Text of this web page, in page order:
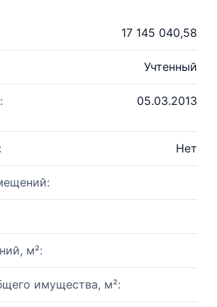
17 145 040,58
Учтенный
05.03.2013
Нет
м²:
имущества, м²: